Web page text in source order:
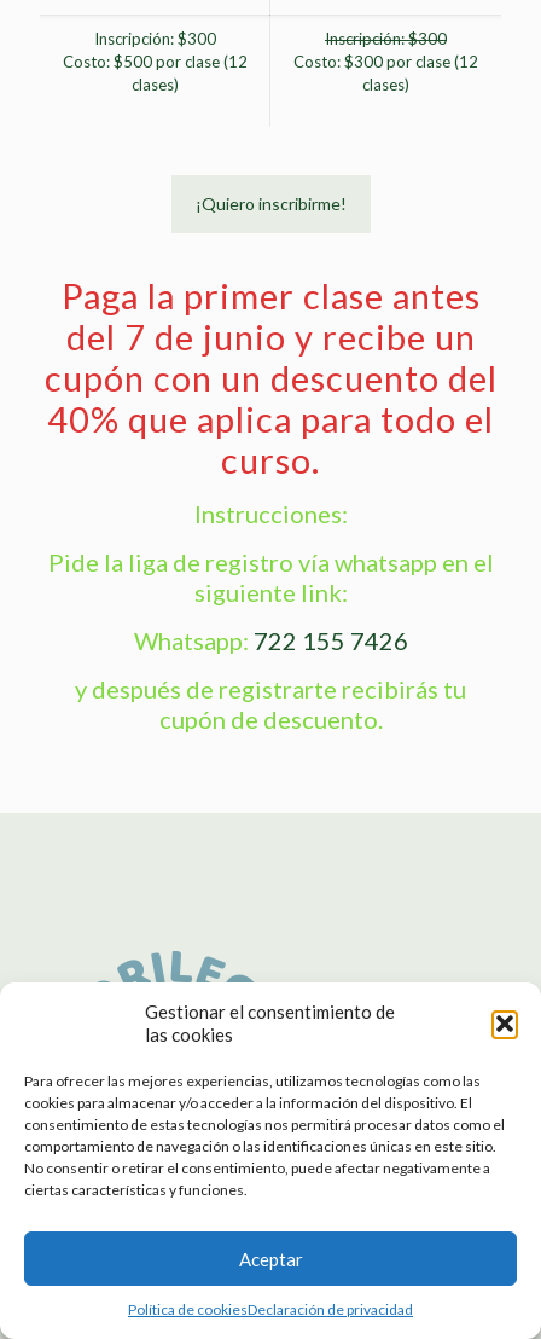
Gestionar el consentimiento de
las cookies
Para ofrecer las mejores experiencias, utilizamos tecnologías como las
cookies para almacenar y/o acceder a la información del dispositivo. El
consentimiento de estas tecnologías nos permitirá procesar datos como el
comportamiento de navegación o las identificaciones únicas en este sitio.
No consentir o retirar el consentimiento, puede afectar negativamente a
ciertas características y funciones.
Aceptar
Política de cookiesDeclaración de privacidad
Inscripción: $300
Costo: $500 por clase (12
clases)
Inscripción: $300
Costo: $300 por clase (12
clases)
¡Quiero inscribirme!
Paga la primer clase antes
del 7 de junio y recibe un
cupón con un descuento del
40% que aplica para todo el
curso.
Instrucciones:
Pide la liga de registro vía whatsapp en el
siguiente link:
Whatsapp: 722 155 7426
y después de registrarte recibirás tu
cupón de descuento.
Avisos legales